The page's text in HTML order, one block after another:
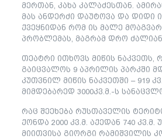
მერთან, კახა კალაძესთან.
მას ანდერძი დაუტოვა და დიდი
ქვეყნიდან რომ ის მალე
პრობლემას, მაგრამ დრო
თეატრი ითხოვს მიწის ნაკვეთს,
გაიცვალოს 9 აპრილის პარკში
კუთვნილ მიწის ნაკვეთში – 919
მიმდებარედ 3000კვ.მ.-ს
რაც შეეხება რუსთაველის
ქონდა 2000 კვ.მ. აქედან 740 კვ.მ.
მიითვისა გიორგი რამიშვილის